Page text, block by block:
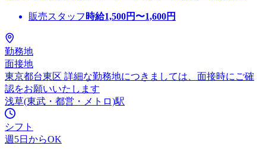
販売スタッフ 時給1,500円〜1,600円
勤務地
面接地
東京都台東区 詳細な勤務地につきましては、面接時にご確
認をお願いいたします
浅草(東武・都営・メトロ)駅
シフト
週5日からOK